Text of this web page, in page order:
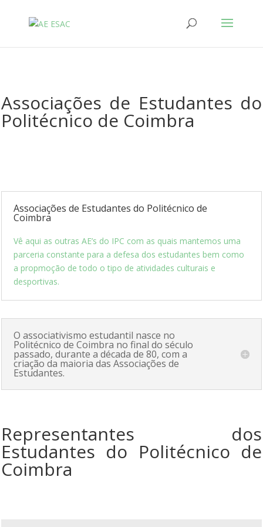
Associações de Estudantes do
Politécnico de Coimbra
Associações de Estudantes do Politécnico de
Coimbra
Vê aqui as outras AE’s do IPC com as quais mantemos uma
parceria constante para a defesa dos estudantes bem como
a propmoção de todo o tipo de atividades culturais e
desportivas.
O associativismo estudantil nasce no
Politécnico de Coimbra no final do século
passado, durante a década de 80, com a
criação da maioria das Associações de
Estudantes.
Representantes dos
Estudantes do Politécnico de
Coimbra